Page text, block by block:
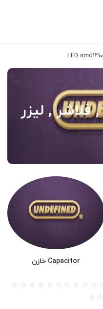
LED smd1210
Capacitor خازن